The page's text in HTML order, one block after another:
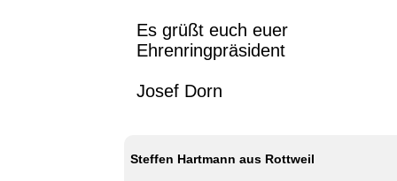
Es grüßt euch euer
Ehrenringpräsident
Josef Dorn
Steffen Hartmann aus Rottweil